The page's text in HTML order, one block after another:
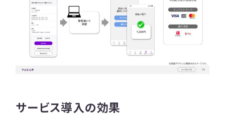
サービス導入の効果